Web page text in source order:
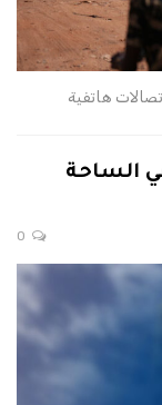
هاتفية
الساحة